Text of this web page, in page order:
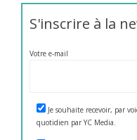
S'inscrire à la
Votre e-mail
Je souhaite recevoir, par
quotidien par YC Media.